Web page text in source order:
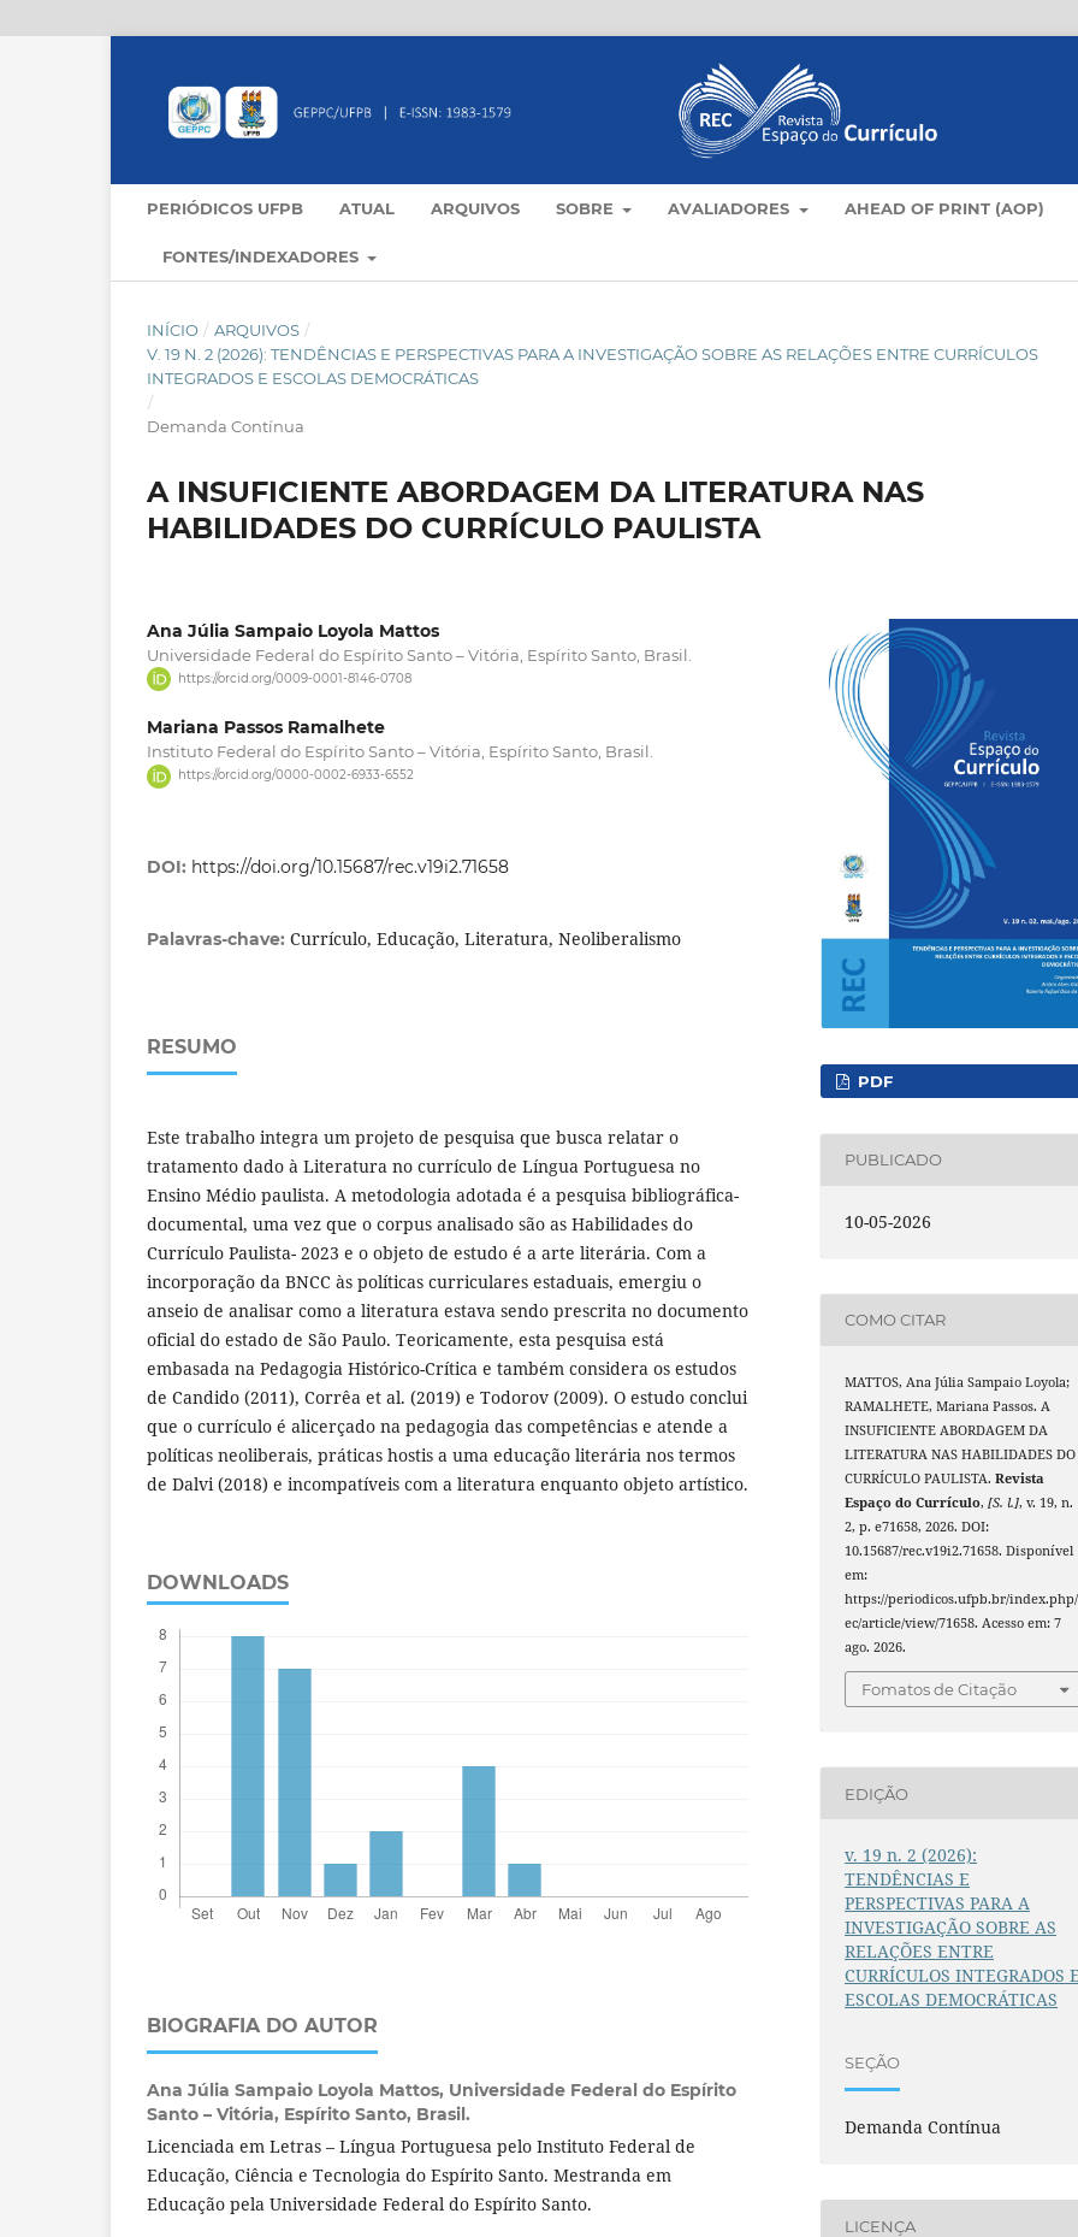
PERIÓDICOS UFPB ATUAL ARQUIVOS SOBRE AVALIADORES AHEAD OF PRINT (AOP)
FONTES/INDEXADORES
INÍCIO / ARQUIVOS /
V. 19 N. 2 (2026): TENDÊNCIAS E PERSPECTIVAS PARA A INVESTIGAÇÃO SOBRE AS RELAÇÕES ENTRE CURRÍCULOS
INTEGRADOS E ESCOLAS DEMOCRÁTICAS
/
Demanda Contínua
A INSUFICIENTE ABORDAGEM DA LITERATURA NAS
HABILIDADES DO CURRÍCULO PAULISTA
Ana Júlia Sampaio Loyola Mattos
Universidade Federal do Espírito Santo – Vitória, Espírito Santo, Brasil.
https://orcid.org/0009-0001-8146-0708
Mariana Passos Ramalhete
Instituto Federal do Espírito Santo – Vitória, Espírito Santo, Brasil.
https://orcid.org/0000-0002-6933-6552
DOI: https://doi.org/10.15687/rec.v19i2.71658
Palavras-chave: Currículo, Educação, Literatura, Neoliberalismo
RESUMO
Este trabalho integra um projeto de pesquisa que busca relatar o
tratamento dado à Literatura no currículo de Língua Portuguesa no
Ensino Médio paulista. A metodologia adotada é a pesquisa bibliográfica-
documental, uma vez que o corpus analisado são as Habilidades do
Currículo Paulista- 2023 e o objeto de estudo é a arte literária. Com a
incorporação da BNCC às políticas curriculares estaduais, emergiu o
anseio de analisar como a literatura estava sendo prescrita no documento
oficial do estado de São Paulo. Teoricamente, esta pesquisa está
embasada na Pedagogia Histórico-Crítica e também considera os estudos
de Candido (2011), Corrêa et al. (2019) e Todorov (2009). O estudo conclui
que o currículo é alicerçado na pedagogia das competências e atende a
políticas neoliberais, práticas hostis a uma educação literária nos termos
de Dalvi (2018) e incompatíveis com a literatura enquanto objeto artístico.
DOWNLOADS
BIOGRAFIA DO AUTOR
Ana Júlia Sampaio Loyola Mattos, Universidade Federal do Espírito
Santo – Vitória, Espírito Santo, Brasil.
Licenciada em Letras – Língua Portuguesa pelo Instituto Federal de
Educação, Ciência e Tecnologia do Espírito Santo. Mestranda em
Educação pela Universidade Federal do Espírito Santo.
PDF
PUBLICADO
10-05-2026
COMO CITAR
MATTOS, Ana Júlia Sampaio Loyola;
RAMALHETE, Mariana Passos. A
INSUFICIENTE ABORDAGEM DA
LITERATURA NAS HABILIDADES DO
CURRÍCULO PAULISTA.Revista
Espaço do Currículo,[S. l.], v. 19, n.
2, p. e71658, 2026. DOI:
10.15687/rec.v19i2.71658. Disponível
em:
https://periodicos.ufpb.br/
ec/article/view/71658. Acesso em: 7
ago. 2026.
Fomatos de Citação
EDIÇÃO
v. 19 n. 2 (2026):
TENDÊNCIAS E
PERSPECTIVAS PARA A
INVESTIGAÇÃO SOBRE AS
RELAÇÕES ENTRE
CURRÍCULOS INTEGRADOS E
ESCOLAS DEMOCRÁTICAS
SEÇÃO
Demanda Contínua
LICENÇA